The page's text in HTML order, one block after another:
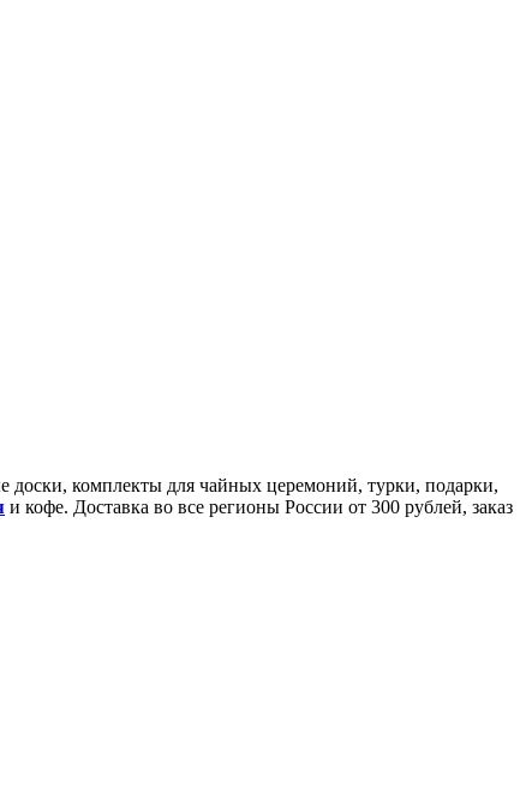
доски, комплекты для чайных церемоний, турки, подарки,
и кофе. Доставка во все регионы России от 300 рублей, заказ